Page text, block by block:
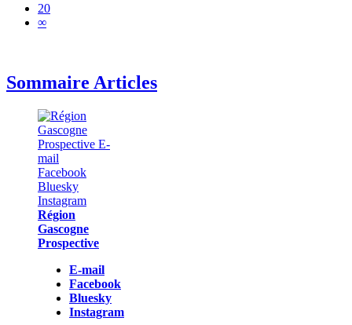
20
∞
Sommaire Articles
Région
Gascogne
Prospective
E-mail
Facebook
Bluesky
Instagram